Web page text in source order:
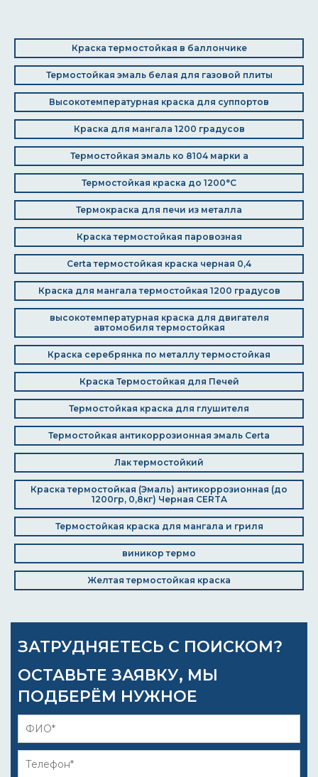
Краска термостойкая в баллончике
Термостойкая эмаль белая для газовой плиты
Высокотемпературная краска для суппортов
Краска для мангала 1200 градусов
Термостойкая эмаль ко 8104 марки а
Термостойкая краска до 1200°C
Термокраска для печи из металла
Краска термостойкая паровозная
Certa термостойкая краска черная 0,4
Краска для мангала термостойкая 1200 градусов
высокотемпературная краска для двигателя
автомобиля термостойкая
Краска серебрянка по металлу термостойкая
Краска Термостойкая для Печей
Термостойкая краска для глушителя
Термостойкая антикоррозионная эмаль Certa
Лак термостойкий
Краска термостойкая (Эмаль) антикоррозионная (до
1200гр, 0,8кг) Черная CERTA
Термостойкая краска для мангала и гриля
виникор термо
Желтая термостойкая краска
ЗАТРУДНЯЕТЕСЬ С ПОИСКОМ?
ОСТАВЬТЕ ЗАЯВКУ, МЫ
ПОДБЕРЁМ НУЖНОЕ